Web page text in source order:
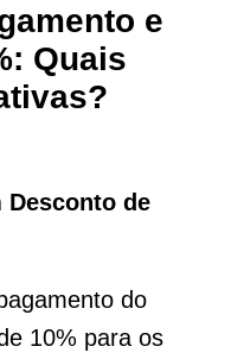
e
Quais
Desconto de
do
10% para os